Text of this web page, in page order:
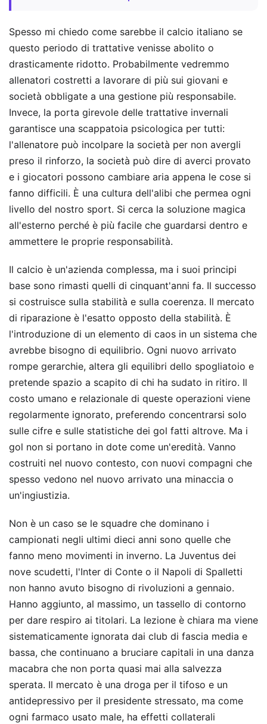
Spesso mi chiedo come sarebbe il calcio italiano se
questo periodo di trattative venisse abolito o
drasticamente ridotto. Probabilmente vedremmo
allenatori costretti a lavorare di più sui giovani e
società obbligate a una gestione più responsabile.
Invece, la porta girevole delle trattative invernali
garantisce una scappatoia psicologica per tutti:
l'allenatore può incolpare la società per non avergli
preso il rinforzo, la società può dire di averci provato
e i giocatori possono cambiare aria appena le cose si
fanno difficili. È una cultura dell'alibi che permea ogni
livello del nostro sport. Si cerca la soluzione magica
all'esterno perché è più facile che guardarsi dentro e
ammettere le proprie responsabilità.
Il calcio è un'azienda complessa, ma i suoi principi
base sono rimasti quelli di cinquant'anni fa. Il successo
si costruisce sulla stabilità e sulla coerenza. Il mercato
di riparazione è l'esatto opposto della stabilità. È
l'introduzione di un elemento di caos in un sistema che
avrebbe bisogno di equilibrio. Ogni nuovo arrivato
rompe gerarchie, altera gli equilibri dello spogliatoio e
pretende spazio a scapito di chi ha sudato in ritiro. Il
costo umano e relazionale di queste operazioni viene
regolarmente ignorato, preferendo concentrarsi solo
sulle cifre e sulle statistiche dei gol fatti altrove. Ma i
gol non si portano in dote come un'eredità. Vanno
costruiti nel nuovo contesto, con nuovi compagni che
spesso vedono nel nuovo arrivato una minaccia o
un'ingiustizia.
Non è un caso se le squadre che dominano i
campionati negli ultimi dieci anni sono quelle che
fanno meno movimenti in inverno. La Juventus dei
nove scudetti, l'Inter di Conte o il Napoli di Spalletti
non hanno avuto bisogno di rivoluzioni a gennaio.
Hanno aggiunto, al massimo, un tassello di contorno
per dare respiro ai titolari. La lezione è chiara ma viene
sistematicamente ignorata dai club di fascia media e
bassa, che continuano a bruciare capitali in una danza
macabra che non porta quasi mai alla salvezza
sperata. Il mercato è una droga per il tifoso e un
antidepressivo per il presidente stressato, ma come
ogni farmaco usato male, ha effetti collaterali